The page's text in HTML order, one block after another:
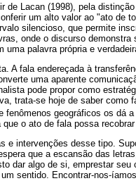
de Lacan (1998), pela
um alto valor ao "ato de
silencioso, que permite
onde o discurso demonstra
palavra própria e
A fala endereçada à
uma aparente
pode propor como
trata-se hoje de saber como
fenômenos geográficos os dá a
o ato de fala possa
e intervenções desse tipo.
que a escansão das
dar algo de si, emprestar seu
sentido. Encontrar-nos-